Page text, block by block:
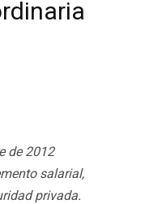
de 2012
salarial,
privada.